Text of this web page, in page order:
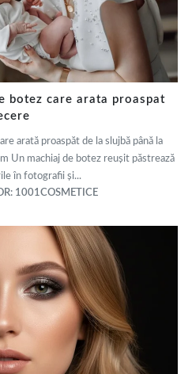
botez care arata proaspat
arată proaspăt de la slujbă până la
Un machiaj de botez reușit păstrează
în fotografii și...
1001COSMETICE